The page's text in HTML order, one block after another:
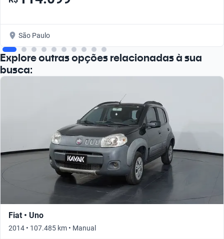
São Paulo
Explore outras opções relacionadas à sua
busca:
Fiat • Uno
2014 • 107.485 km • Manual